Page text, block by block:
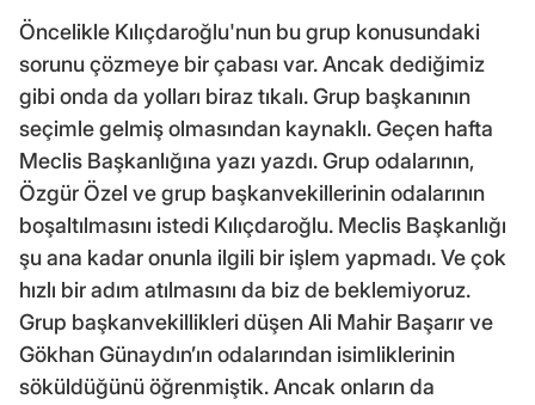
Öncelikle Kılıçdaroğlu'nun bu grup konusundaki
sorunu çözmeye bir çabası var. Ancak dediğimiz
gibi onda da yolları biraz tıkalı. Grup başkanının
seçimle gelmiş olmasından kaynaklı. Geçen hafta
Meclis Başkanlığına yazı yazdı. Grup odalarının,
Özgür Özel ve grup başkanvekillerinin odalarının
boşaltılmasını istedi Kılıçdaroğlu. Meclis Başkanlığı
şu ana kadar onunla ilgili bir işlem yapmadı. Ve çok
hızlı bir adım atılmasını da biz de beklemiyoruz.
Grup başkanvekillikleri düşen Ali Mahir Başarır ve
Gökhan Günaydın’ın odalarından isimliklerinin
söküldüğünü öğrenmiştik. Ancak onların da